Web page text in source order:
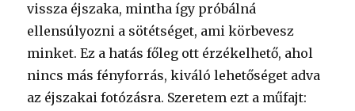
vissza éjszaka, mintha így próbálná
ellensúlyozni a sötétséget, ami körbevesz
minket. Ez a hatás főleg ott érzékelhető, ahol
nincs más fényforrás, kiváló lehetőséget adva
az éjszakai fotózásra. Szeretem ezt a műfajt: